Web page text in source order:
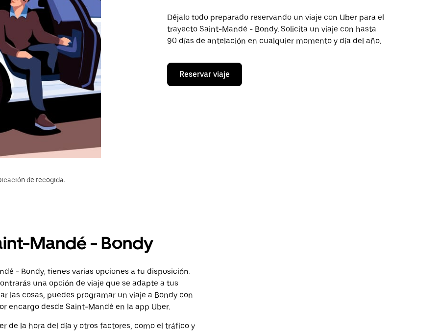
Déjalo todo preparado reservando un viaje con Uber para el
trayecto Saint-Mandé - Bondy. Solicita un viaje con hasta
90 días de antelación en cualquier momento y día del año.
Reservar viaje
de recogida.
Mandé - Bondy
- Bondy, tienes varias opciones a tu disposición.
una opción de viaje que se adapte a tus
las cosas, puedes programar un viaje a Bondy con
encargo desde Saint-Mandé en la app Uber.
de la hora del día y otros factores, como el tráfico y